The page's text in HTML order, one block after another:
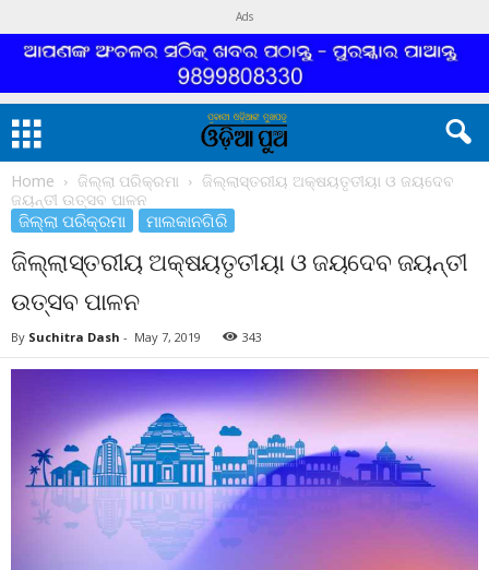
Ads
Home ଜିଲ୍ଲା ପରିକ୍ରମା
ଜିଲ୍ଲାସ୍ତରୀୟ ଅକ୍ଷୟତୃତୀୟା ଓ ଜୟଦେବ
ଜୟନ୍ତୀ ଉତ୍ସବ ପାଳନ
ଜିଲ୍ଲା ପରିକ୍ରମା ମାଲକାନଗିରି
ଜିଲ୍ଲାସ୍ତରୀୟ ଅକ୍ଷୟତୃତୀୟା ଓ ଜୟଦେବ ଜୟନ୍ତୀ
ଉତ୍ସବ ପାଳନ
By Suchitra Dash - May 7, 2019 343